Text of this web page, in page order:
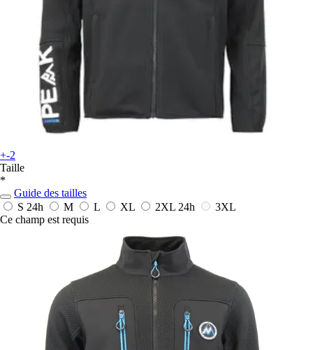
+-2
Taille
*
Guide des tailles
S 24h M L XL 2XL 24h
3XL
Ce champ est requis